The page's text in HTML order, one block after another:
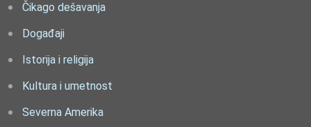
Čikago dešavanja
Događaji
Istorija i religija
Kultura i umetnost
Severna Amerika